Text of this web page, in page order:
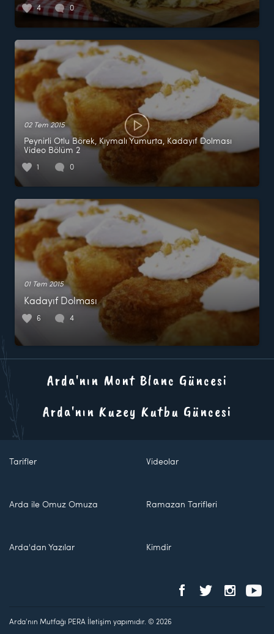
4 0
02 Tem 2015
Peynirli Otlu Börek, Kıymalı Yumurta, Kadayıf Dolması
Video Bölüm 2
1 0
01 Tem 2015
Kadayıf Dolması
6 4
Arda'nın Mont Blanc Güncesi
Arda'nın Kuzey Kutbu Güncesi
Tarifler Videolar
Arda ile Omuz Omuza Ramazan Tarifleri
Arda'dan Yazılar Kimdir
Arda'nın Mutfağı PERA İletişim yapımıdır. © 2026